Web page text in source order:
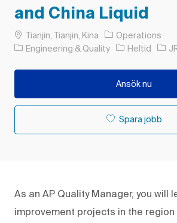
and China Liquid
PlatsTianjin, Tianjin, Kina
Operations
Kategori
Engineering & Quality Typ av jobb
Heltid
Ansök nu
Spara jobb
As an AP Quality Manager, you will
improvement projects in the region